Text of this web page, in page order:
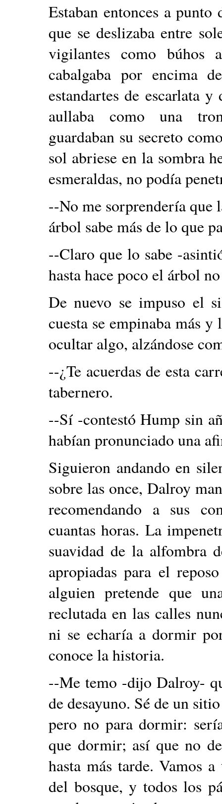
Estaban entonces a
que se deslizaba entre
vigilantes como búhos
cabalgaba por encima
estandartes de escarlata
aullaba como una
guardaban su secreto
sol abriese en la sombra
esmeraldas, no podía
--No me sorprendería que
árbol sabe más de lo que
--Claro que lo sabe -
hasta hace poco el árbol
De nuevo se impuso el
cuesta se empinaba más
ocultar algo, alzándose
--¿Te acuerdas de esta
tabernero.
--Sí -contestó Hump sin
habían pronunciado una
Siguieron andando en
sobre las once, Dalroy
recomendando a sus
cuantas horas. La
suavidad de la alfombra
apropiadas para el
alguien pretende que
reclutada en las calles
ni se echaría a dormir
conoce la historia.
--Me temo -dijo Dalroy-
de desayuno. Sé de un
pero no para dormir:
que dormir; así que no
hasta más tarde. Vamos
del bosque, y todos los